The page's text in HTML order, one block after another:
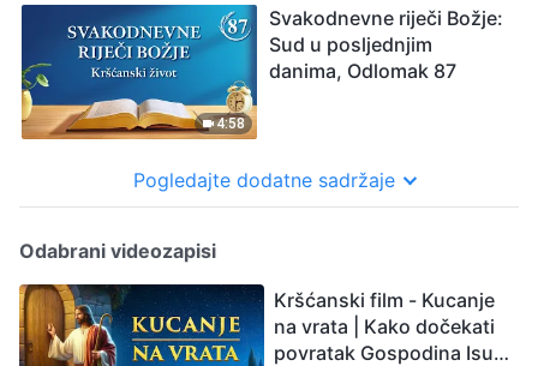
4:58
Svakodnevne riječi Božje:
Sud u posljednjim
danima, Odlomak 87
Pogledajte dodatne sadržaje
Odabrani videozapisi
Kršćanski film - Kucanje
na vrata | Kako dočekati
povratak Gospodina Isusa